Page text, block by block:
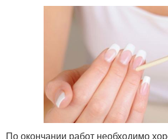
По окончании работ необходимо